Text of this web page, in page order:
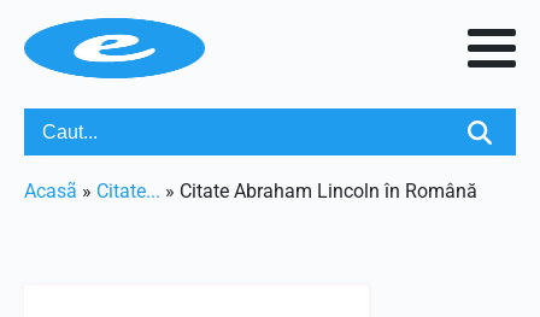
Acasã » Citate... » Citate Abraham Lincoln în Română